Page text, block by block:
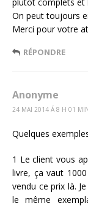
On peut toujours
Merci pour votre
RÉPONDRE
Anonyme
24 MAI 2014 Á 8 H 01
Quelques
1 Le client vous
livre, ça vaut
vendu ce prix là.
le même